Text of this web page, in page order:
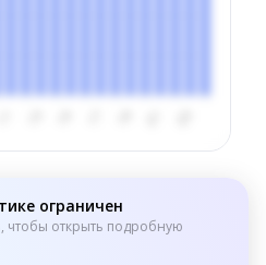
ограничен
чтобы открыть подробную